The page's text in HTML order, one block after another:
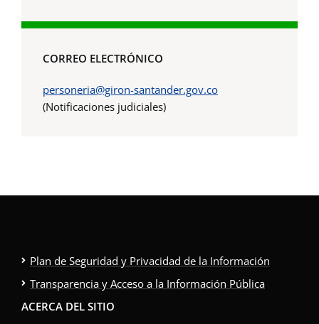
CORREO ELECTRÓNICO
personeria@giron-santander.gov.co
(Notificaciones judiciales)
Plan de Seguridad y Privacidad de la Información
Transparencia y Acceso a la Información Pública
ACERCA DEL SITIO